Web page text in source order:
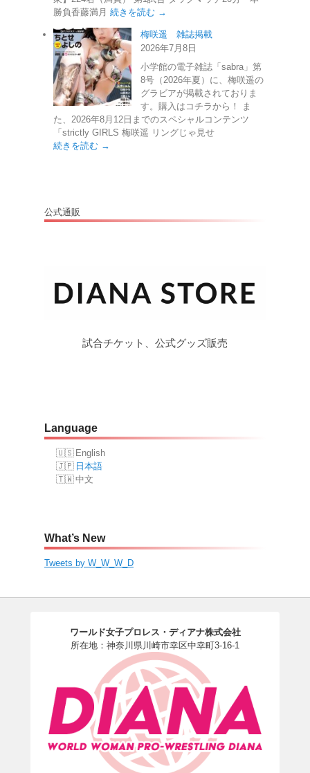
勝負香藤満月 続きを読む →
梅咲遥 雑誌掲載
2026年7月8日
小学館の電子雑誌「sabra」第
8号（2026年夏）に、梅咲遥の
グラビアが掲載されておりま
す。購入はコチラから！ ま
た、2026年8月12日までのスペシャルコンテンツ
「strictly GIRLS 梅咲遥 リングじゃ見せ
続きを読む →
公式通販
試合チケット、公式グッズ販売
Language
English
日本語
中文
What’s New
Tweets by W_W_W_D
ワールド女子プロレス・ディアナ株式会社
所在地：神奈川県川崎市幸区中幸町3-16-1